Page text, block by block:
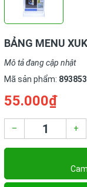
BẢNG MENU
Mô tả đang cập nhật
Mã sản phẩm:
55.000₫
– +